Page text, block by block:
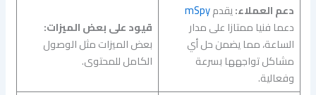
دعم العملاء:يقدمmSpy
دعما فنيا ممتازا على مدار
الساعة، مما يضمن حل أي
مشاكل تواجهها بسرعة
وفعالية.
قيود على بعض الميزات:
بعض الميزات مثل الوصول
الكامل للمحتوى.